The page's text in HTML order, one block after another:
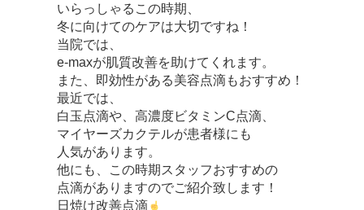
いらっしゃるこの時期、
冬に向けてのケアは大切ですね！
当院では、
e-maxが肌質改善を助けてくれます。
また、即効性がある美容点滴もおすすめ！
最近では、
白玉点滴や、高濃度ビタミンC点滴、
マイヤーズカクテルが患者様にも
人気があります。
他にも、この時期スタッフおすすめの
点滴がありますのでご紹介致します！
日焼け改善点滴